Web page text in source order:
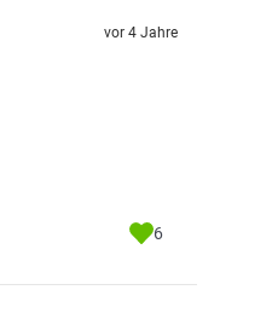
vor 4 Jahre
6